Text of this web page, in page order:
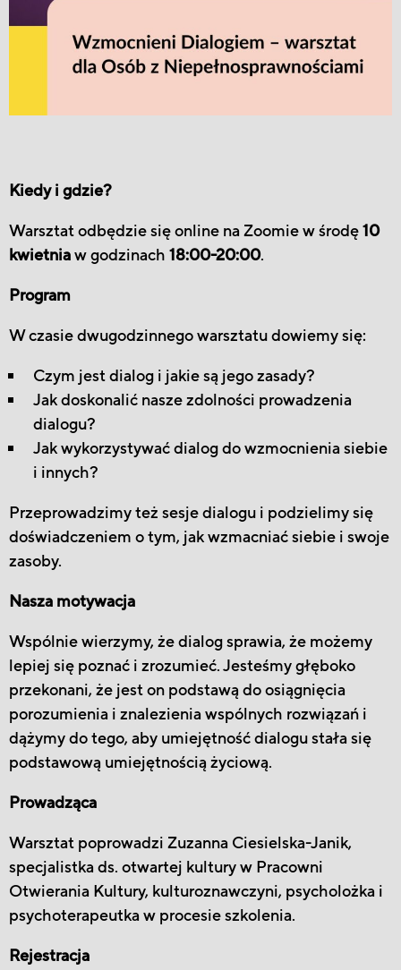
Kiedy i gdzie?
Warsztat odbędzie się online na Zoomie w środę10
kwietniaw godzinach 18:00-20:00.
Program
W czasie dwugodzinnego warsztatu dowiemy się:
Czym jest dialog i jakie są jego zasady?
Jak doskonalić nasze zdolności prowadzenia
dialogu?
Jak wykorzystywać dialog do wzmocnienia siebie
i innych?
Przeprowadzimy też sesje dialogu i podzielimy się
doświadczeniem o tym, jak wzmacniać siebie i swoje
zasoby.
Nasza motywacja
Wspólnie wierzymy, że dialog sprawia, że możemy
lepiej się poznać i zrozumieć. Jesteśmy głęboko
przekonani, że jest on podstawą do osiągnięcia
porozumienia i znalezienia wspólnych rozwiązań i
dążymy do tego, aby umiejętność dialogu stała się
podstawową umiejętnością życiową.
Prowadząca
Warsztat poprowadzi Zuzanna Ciesielska-Janik,
specjalistka ds. otwartej kultury w Pracowni
Otwierania Kultury, kulturoznawczyni, psycholożka i
psychoterapeutka w procesie szkolenia.
Rejestracja